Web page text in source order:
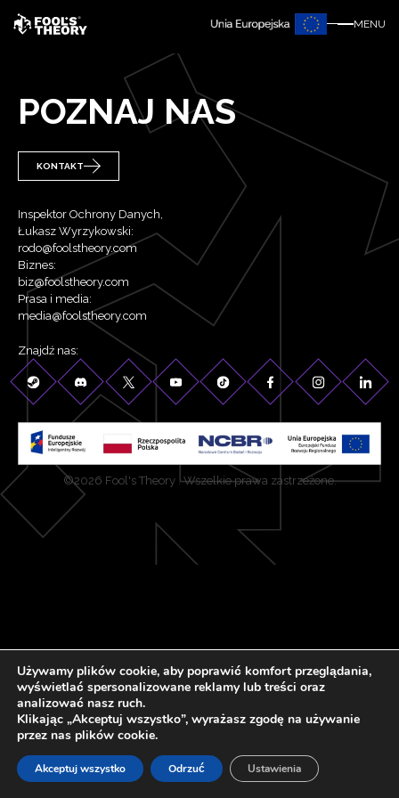
MENU
POZNAJ NAS
KONTAKT
Znajdź nas:
Inspektor Ochrony Danych,
Łukasz Wyrzykowski:
rodo@foolstheory.com
Biznes:
biz@foolstheory.com
Prasa i media:
media@foolstheory.com
©2026 Fool's Theory . Wszelkie prawa zastrzeżone.
Używamy plików cookie, aby poprawić komfort przeglądania,
wyświetlać spersonalizowane reklamy lub treści oraz
analizować nasz ruch.
Klikając „Akceptuj wszystko”, wyrażasz zgodę na używanie
przez nas plików cookie.
Akceptuj wszystko Odrzuć Ustawienia